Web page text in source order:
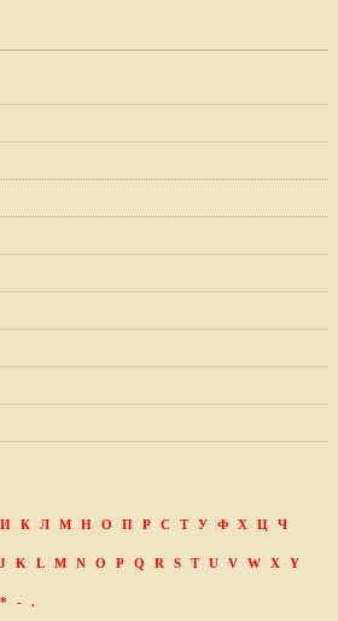
И К Л М Н О П Р С Т У Ф Х Ц
Ч
J K L M N O P Q R S T U V W X
Y
* - .